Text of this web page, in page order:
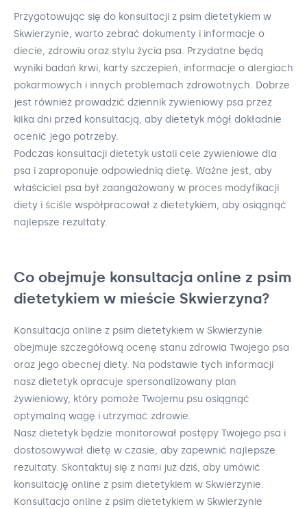
Przygotowując się do konsultacji z psim dietetykiem w
Skwierzynie, warto zebrać dokumenty i informacje o
diecie, zdrowiu oraz stylu życia psa. Przydatne będą
wyniki badań krwi, karty szczepień, informacje o alergiach
pokarmowych i innych problemach zdrowotnych. Dobrze
jest również prowadzić dziennik żywieniowy psa przez
kilka dni przed konsultacją, aby dietetyk mógł dokładnie
ocenić jego potrzeby.
Podczas konsultacji dietetyk ustali cele żywieniowe dla
psa i zaproponuje odpowiednią dietę. Ważne jest, aby
właściciel psa był zaangażowany w proces modyfikacji
diety i ściśle współpracował z dietetykiem, aby osiągnąć
najlepsze rezultaty.
Co obejmuje konsultacja online z psim
dietetykiem w mieście Skwierzyna?
Konsultacja online z psim dietetykiem w Skwierzynie
obejmuje szczegółową ocenę stanu zdrowia Twojego psa
oraz jego obecnej diety. Na podstawie tych informacji
nasz dietetyk opracuje spersonalizowany plan
żywieniowy, który pomoże Twojemu psu osiągnąć
optymalną wagę i utrzymać zdrowie.
Nasz dietetyk będzie monitorował postępy Twojego psa i
dostosowywał dietę w czasie, aby zapewnić najlepsze
rezultaty. Skontaktuj się z nami już dziś, aby umówić
konsultację online z psim dietetykiem w Skwierzynie.
Konsultacja online z psim dietetykiem w Skwierzynie